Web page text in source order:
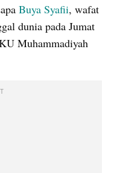
Buya Syafii, wafat
dunia pada Jumat
Muhammadiyah